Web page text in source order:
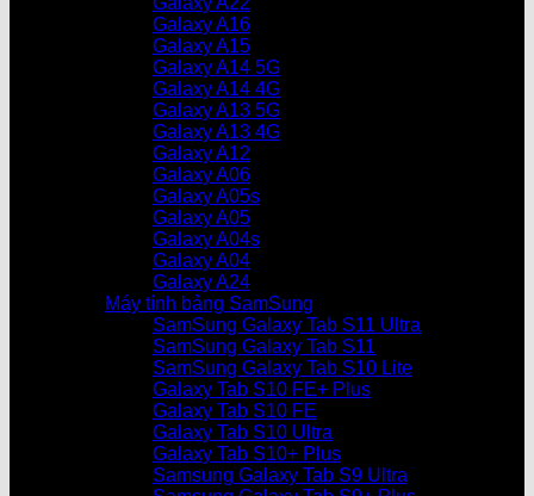
Galaxy A16
Galaxy A15
Galaxy A14 5G
Galaxy A14 4G
Galaxy A13 5G
Galaxy A13 4G
Galaxy A12
Galaxy A06
Galaxy A05s
Galaxy A05
Galaxy A04s
Galaxy A04
Galaxy A24
Máy tính bảng SamSung
SamSung Galaxy Tab S11 Ultra
SamSung Galaxy Tab S11
SamSung Galaxy Tab S10 Lite
Galaxy Tab S10 FE+ Plus
Galaxy Tab S10 FE
Galaxy Tab S10 Ultra
Galaxy Tab S10+ Plus
Samsung Galaxy Tab S9 Ultra